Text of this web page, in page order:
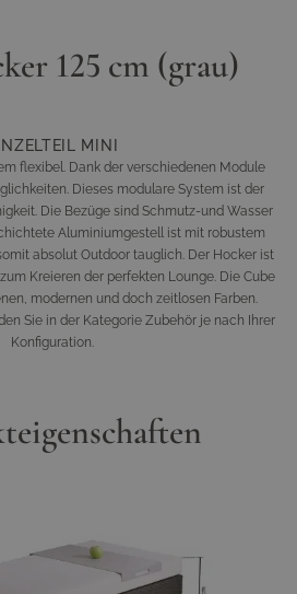
125 cm (grau)
MINI
flexibel. Dank der verschiedenen Module
Dieses modulare System ist der
Die Bezüge sind Schmutz-und Wasser
Aluminiumgestell ist mit robustem
absolut Outdoor tauglich. Der Hocker ist
Kreieren der perfekten Lounge. Die Cube
modernen und doch zeitlosen Farben.
Sie in der Kategorie Zubehör je nach Ihrer
Konfiguration.